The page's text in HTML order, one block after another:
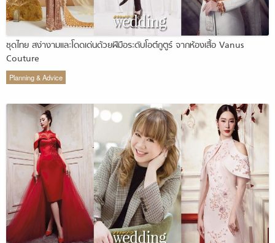
ชุดไทย สง่างามและโดดเด่นด้วยฝีมือระดับโอต์กูตูร์ จากห้องเสื้อ Vanus
Couture
Planning & Advice